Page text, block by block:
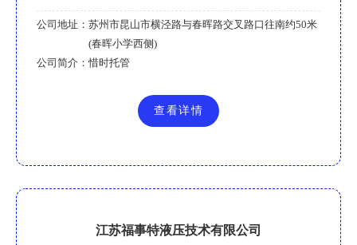
公司地址： 苏州市昆山市横泾路与春晖路交叉路口往南约50米
(春晖小学西侧)
公司简介：惜时托管
查看详情
江苏福事特液压技术有限公司